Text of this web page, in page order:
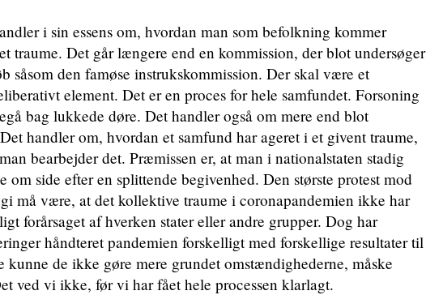
i sin essens om, hvordan man som befolkning kommer
traume. Det går længere end en kommission, der blot undersøger
såsom den famøse instrukskommission. Der skal være et
element. Det er en proces for hele samfundet. Forsoning
bag lukkede døre. Det handler også om mere end blot
handler om, hvordan et samfund har ageret i et givent traume,
bearbejder det. Præmissen er, at man i nationalstaten stadig
om side efter en splittende begivenhed. Den største protest mod
må være, at det kollektive traume i coronapandemien ikke har
forårsaget af hverken stater eller andre grupper. Dog har
håndteret pandemien forskelligt med forskellige resultater til
kunne de ikke gøre mere grundet omstændighederne, måske
ved vi ikke, før vi har fået hele processen klarlagt.